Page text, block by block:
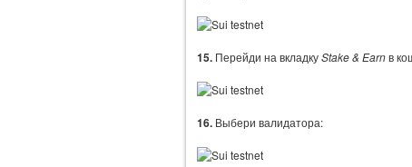
15. Перейди на вкладкуStake & Earnв
16. Выбери валидатора: